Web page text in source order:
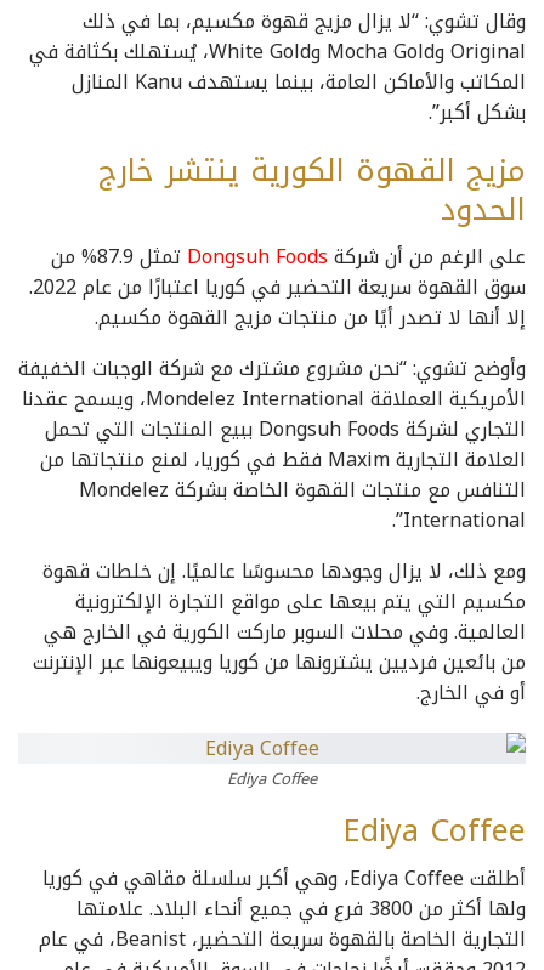
وقال تشوي: “لا يزال مزيج قهوة مكسيم، بما في ذلك
Original وMocha Gold وWhite Gold، يُستهلك بكثافة في
المكاتب والأماكن العامة، بينما يستهدف Kanu المنازل
بشكل أكبر”.
مزيج القهوة الكورية ينتشر خارج
الحدود
على الرغم من أن شركةDongsuh Foods
تمثل 87.9% من
سوق القهوة سريعة التحضير في كوريا اعتبارًا من عام 2022.
إلا أنها لا تصدر أيًا من منتجات مزيج القهوة مكسيم.
وأوضح تشوي: “نحن مشروع مشترك مع شركة الوجبات الخفيفة
الأمريكية العملاقة Mondelez International، ويسمح عقدنا
التجاري لشركة Dongsuh Foods ببيع المنتجات التي تحمل
العلامة التجارية Maxim فقط في كوريا، لمنع منتجاتها من
التنافس مع منتجات القهوة الخاصة بشركة Mondelez
International”.
ومع ذلك، لا يزال وجودها محسوسًا عالميًا. إن خلطات قهوة
مكسيم التي يتم بيعها على مواقع التجارة الإلكترونية
العالمية. وفي محلات السوبر ماركت الكورية في الخارج هي
من بائعين فرديين يشترونها من كوريا ويبيعونها عبر الإنترنت
أو في الخارج.
Ediya Coffee
Ediya Coffee
أطلقت Ediya Coffee، وهي أكبر سلسلة مقاهي في كوريا
ولها أكثر من 3800 فرع في جميع أنحاء البلاد. علامتها
التجارية الخاصة بالقهوة سريعة التحضير، Beanist، في عام